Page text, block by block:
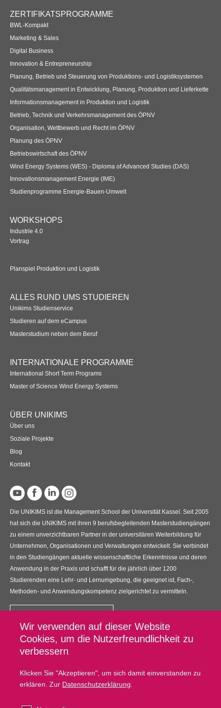
ZERTIFIKATSPROGRAMME
BWL-Kompakt
Marketing & Sales
Digital Business
Innovation & Entrepreneurship
Planung, Betrieb und Steuerung von Produktions- und Logistiksystemen
Qualitätsmanagement in Entwicklung, Planung, Produktion und Lieferkette
Informationsmanagement in Produktion und Logistik
Betrieb, Technik und Verkehrsmanagement des ÖPNV
Organisation, Wettbewerb und Recht im ÖPNV
Planung des ÖPNV
Betriebswirtschaft des ÖPNV
Wind Energy Systems (WES) - Diploma of Advanced Studies (DAS)
Innovationsmanagement Energie (IME)
Studienprogramme Energie-Bauen-Umwelt
WORKSHOPS
Industrie 4.0
Vortrag
Planspiel Produktion und Logistik
ALLES RUND UMS STUDIEREN
Unikims Studienservice
Studieren auf dem eCampus
Masterstudium neben dem Beruf
INTERNATIONALE PROGRAMME
International Short Term Programs
Master of Science Wind Energy Systems
ÜBER UNIKIMS
Über uns
Soziale Projekte
Blog
Kontakt
Die UNIKIMS ist die Management School der Universität Kassel. Seit 2005
hat sich die UNIKIMS mit ihren 9 berufsbegleitenden Masterstudiengängen
zu einem unverzichtbaren Partner in der universitären Weiterbildung für
Unternehmen, Organisationen und Verwaltungen entwickelt. Sie verbindet
in den Studiengängen aktuelle wissenschaftliche Erkenntnisse und deren
Anwendung in der Praxis und schafft für die jährlich über 1200
Studierenden eine Lehr- und Lernumgebung, die geeignet ist, Fach-,
Methoden- und Anwendungskompetenz zielgerichtet zu vermitteln.
UNIKIMS GmbH
Universitätsplatz 12, 34127 Kassel
Fußzeilenmenü
Datenschutz
Impressum
Wir verwenden auf dieser Website
Cookies, um die Nutzerfreundlichkeit zu
verbessern
Klicken Sie "Akzeptieren", um sich damit einverstanden zu
erklären. Zur Datenschutzerklärung